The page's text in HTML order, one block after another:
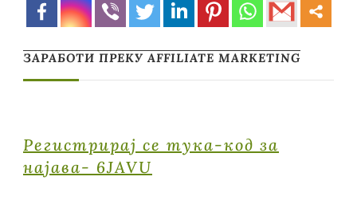
ЗАРАБОТИ ПРЕКУ AFFILIATE MARKETING
Регистрирај се тука-код за
најава- 6JAVU